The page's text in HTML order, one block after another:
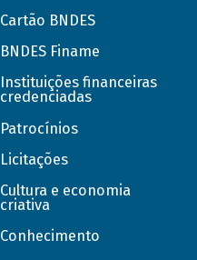
Cartão BNDES
BNDES Finame
Instituições financeiras
credenciadas
Patrocínios
Licitações
Cultura e economia
criativa
Conhecimento